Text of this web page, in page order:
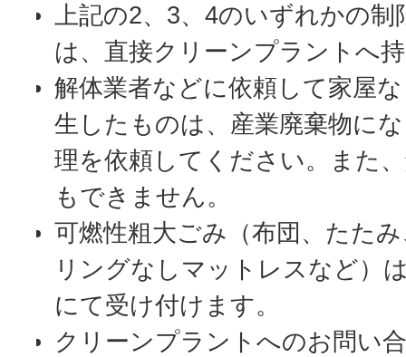
上記の2、3、4のいずれかの制
は、直接クリーンプラントへ
解体業者などに依頼して家屋
生したものは、産業廃棄物に
理を依頼してください。また
もできません。
可燃性粗大ごみ（布団、たた
リングなしマットレスなど）
にて受け付けます。
クリーンプラントへのお問い